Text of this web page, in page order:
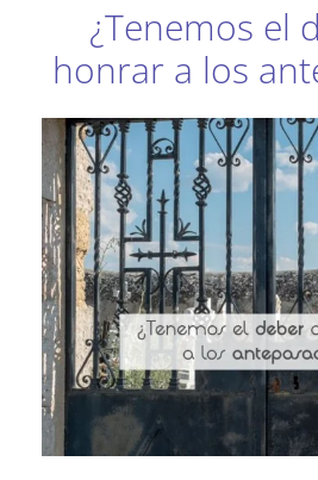
¿Tenemos el
honrar a los